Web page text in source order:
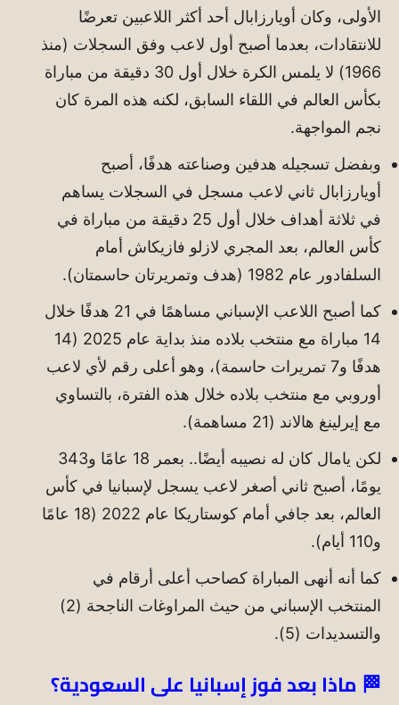
الأولى، وكان أويارزابال أحد أكثر اللاعبين تعرضًا
للانتقادات، بعدما أصبح أول لاعب وفق السجلات (منذ
1966) لا يلمس الكرة خلال أول 30 دقيقة من مباراة
بكأس العالم في اللقاء السابق، لكنه هذه المرة كان
نجم المواجهة.
وبفضل تسجيله هدفين وصناعته هدفًا، أصبح
أويارزابال ثاني لاعب مسجل في السجلات يساهم
في ثلاثة أهداف خلال أول 25 دقيقة من مباراة في
كأس العالم، بعد المجري لازلو فازيكاش أمام
السلفادور عام 1982 (هدف وتمريرتان حاسمتان).
كما أصبح اللاعب الإسباني مساهمًا في 21 هدفًا خلال
14 مباراة مع منتخب بلاده منذ بداية عام 2025 (14
هدفًا و7 تمريرات حاسمة)، وهو أعلى رقم لأي لاعب
أوروبي مع منتخب بلاده خلال هذه الفترة، بالتساوي
مع إيرلينغ هالاند (21 مساهمة).
لكن يامال كان له نصيبه أيضًا.. بعمر 18 عامًا و343
يومًا، أصبح ثاني أصغر لاعب يسجل لإسبانيا في كأس
العالم، بعد جافي أمام كوستاريكا عام 2022 (18 عامًا
و110 أيام).
كما أنه أنهى المباراة كصاحب أعلى أرقام في
المنتخب الإسباني من حيث المراوغات الناجحة (2)
والتسديدات (5).
🏁 ماذا بعد فوز إسبانيا على السعودية؟